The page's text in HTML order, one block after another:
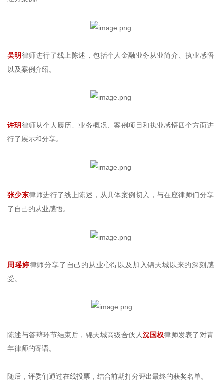
吴明律师进行了线上陈述，包括个人金融业务从业简介、执业感悟
以及案例介绍。
许玥律师从个人履历、业务概况、案例项目和执业感悟四个方面进
行了展示和分享。
张少东律师进行了线上陈述，从具体案例切入，与在座律师们分享
了自己的从业感悟。
周瑶婷律师分享了自己的从业心得以及加入锦天城以来的深刻感
受。
陈述与答辩环节结束后，锦天城高级合伙人沈国权律师发表了对青
年律师的寄语。
随后，评委们通过在线投票，结合前期打分评出最终的获奖名单。